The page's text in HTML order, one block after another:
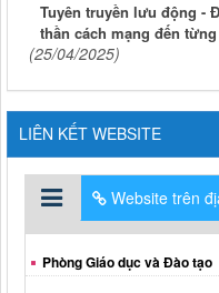
Tuyên truyền lưu động -
thần cách mạng đến
(25/04/2025)
LIÊN KẾT WEBSITE
Website trên
Phòng Giáo dục và Đào tạo